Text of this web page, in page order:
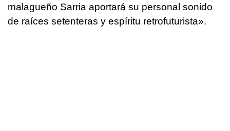
malagueño Sarria aportará su personal sonido
de raíces setenteras y espíritu retrofuturista».